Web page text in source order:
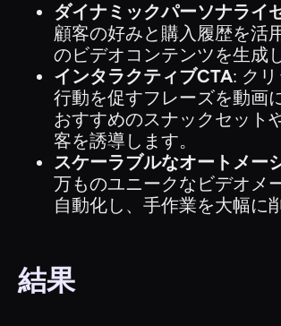
ダイナミックパーソナライ
顧客の好みと購入履歴を活
のビデオコンテンツを生成
インタラクティブCTA: ク
行動を促すフレーズを動画
おすすめのスナックセット
客を誘導します。
スケーラブルなオートメー
万ものユニークなビデオメ
自動化し、手作業を大幅に
結果